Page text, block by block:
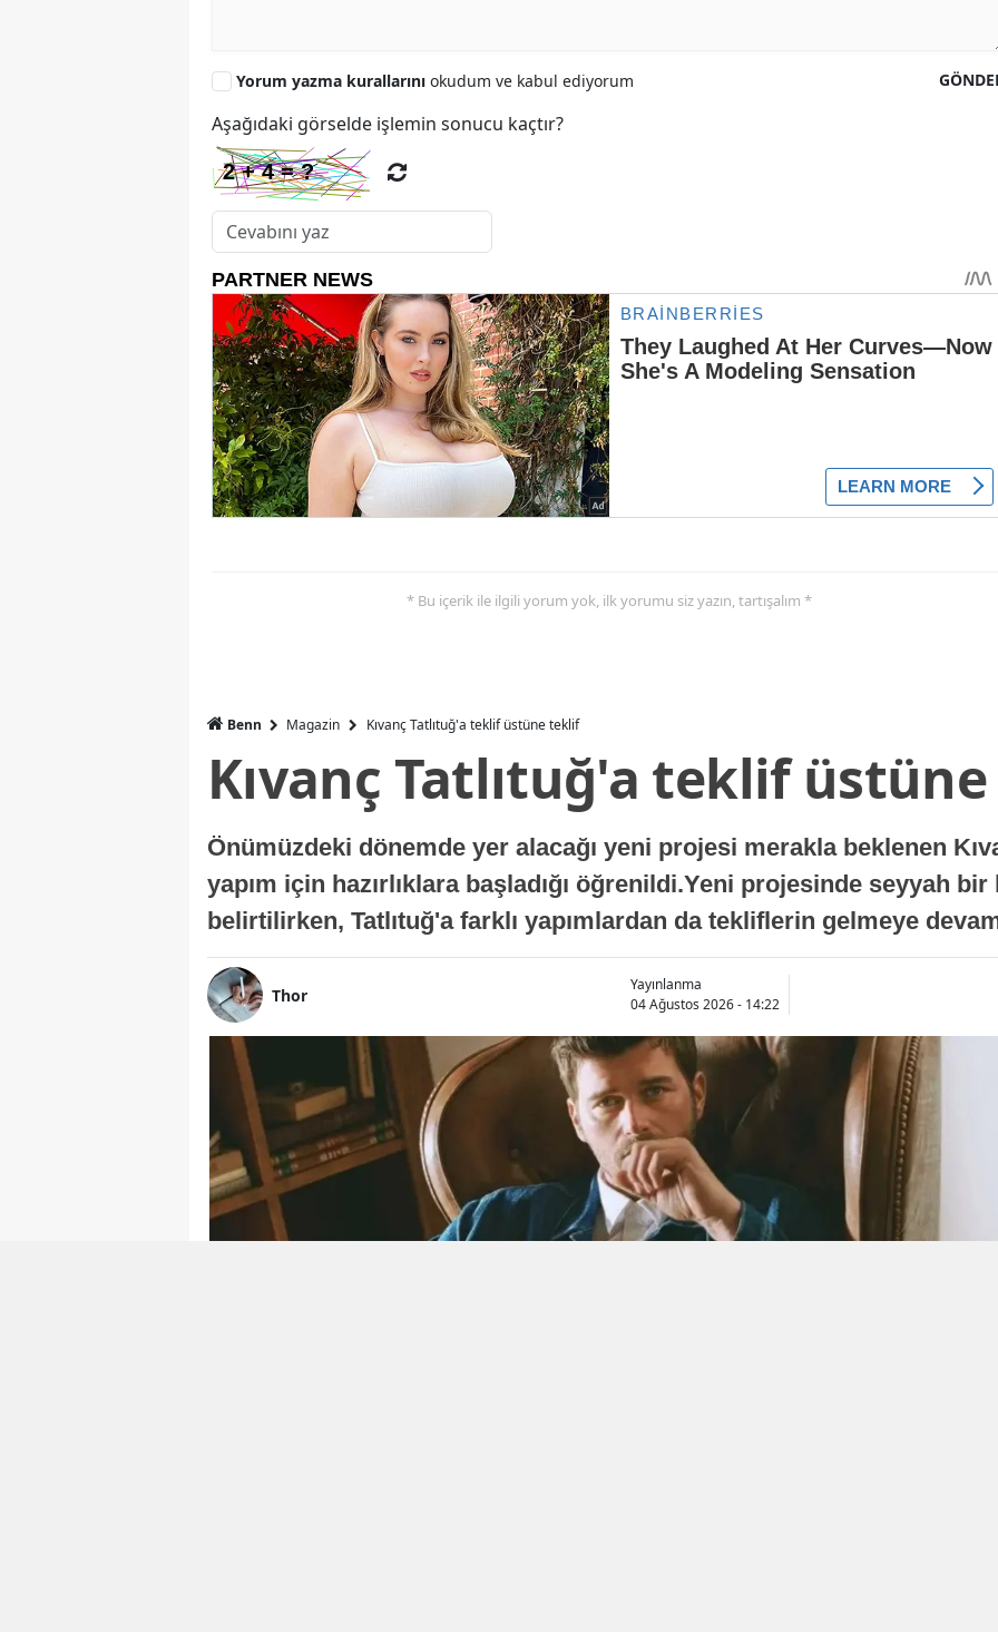
Yorum yazma kurallarını okudum ve kabul ediyorum
Aşağıdaki görselde işlemin sonucu kaçtır?
* Bu içerik ile ilgili yorum yok, ilk yorumu siz yazın, tartışalım *
Benn Magazin Kıvanç Tatlıtuğ'a teklif üstüne teklif
Kıvanç Tatlıtuğ'a teklif
Önümüzdeki dönemde yer alacağı yeni projesi merakla beklenen
yapım için hazırlıklara başladığı öğrenildi.Yeni projesinde seyyah
belirtilirken, Tatlıtuğ'a farklı yapımlardan da tekliflerin gelmeye
Thor
Yayınlanma
04 Ağustos 2026 - 14:22